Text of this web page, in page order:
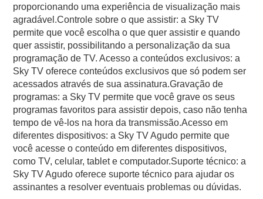
proporcionando uma experiência de visualização mais
agradável.Controle sobre o que assistir: a Sky TV
permite que você escolha o que quer assistir e quando
quer assistir, possibilitando a personalização da sua
programação de TV. Acesso a conteúdos exclusivos: a
Sky TV oferece conteúdos exclusivos que só podem ser
acessados através de sua assinatura.Gravação de
programas: a Sky TV permite que você grave os seus
programas favoritos para assistir depois, caso não tenha
tempo de vê-los na hora da transmissão.Acesso em
diferentes dispositivos: a Sky TV Agudo permite que
você acesse o conteúdo em diferentes dispositivos,
como TV, celular, tablet e computador.Suporte técnico: a
Sky TV Agudo oferece suporte técnico para ajudar os
assinantes a resolver eventuais problemas ou dúvidas.